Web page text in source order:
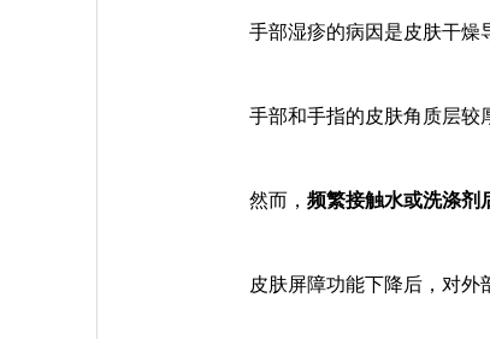
手部湿疹的病因是皮肤干燥
手部和手指的皮肤角质层较
然而， 频繁接触水或洗涤剂
皮肤屏障功能下降后，对外